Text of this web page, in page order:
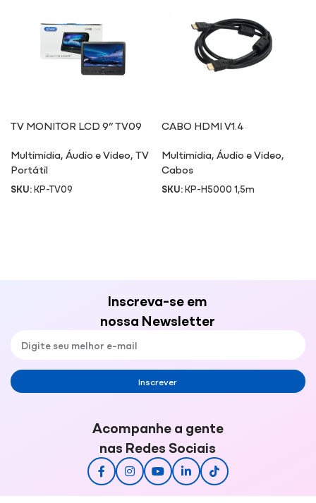
TV MONITOR LCD 9” TV09
Multimidia,Áudio e Video,TV
Portátil
SKU:KP-TV09
CABO HDMI V1.4
Multimidia,Áudio e Video,
Cabos
SKU:KP-H5000 1,5m
Inscreva-se em
nossa Newsletter
Inscrever
Acompanhe a gente
nas Redes Sociais